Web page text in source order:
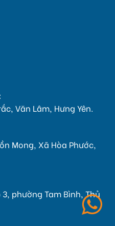
Văn Lâm, Hưng Yên.
Mong, Xã Hòa Phước,
phường Tam Bình, Thủ